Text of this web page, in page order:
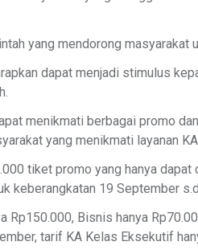
yang mendorong masyarakat
dapat menjadi stimulus
menikmati berbagai promo
yang menikmati layanan
tiket promo yang hanya
keberangkatan 19 September
Rp150.000, Bisnis hanya
tarif KA Kelas Eksekutif